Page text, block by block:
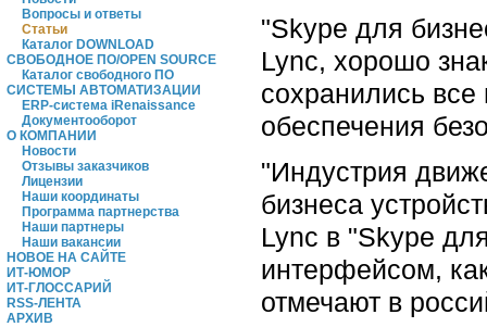
Вопросы и ответы
Статьи
Каталог DOWNLOAD
СВОБОДНОЕ ПО/OPEN SOURCE
Каталог свободного ПО
СИСТЕМЫ АВТОМАТИЗАЦИИ
ERP-система iRenaissance
Документооборот
О КОМПАНИИ
Новости
Отзывы заказчиков
Лицензии
Наши координаты
Программа партнерства
Наши партнеры
Наши вакансии
НОВОЕ НА САЙТЕ
ИТ-ЮМОР
ИТ-ГЛОССАРИЙ
RSS-ЛЕНТА
АРХИВ
"Skype для
Lync, хорошо
сохранились
обеспечения
"Индустрия
бизнеса
Lync в "Skype
интерфейсом,
отмечают в